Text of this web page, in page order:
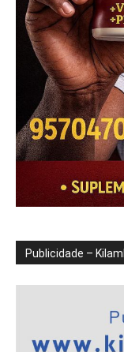
Publicidade –